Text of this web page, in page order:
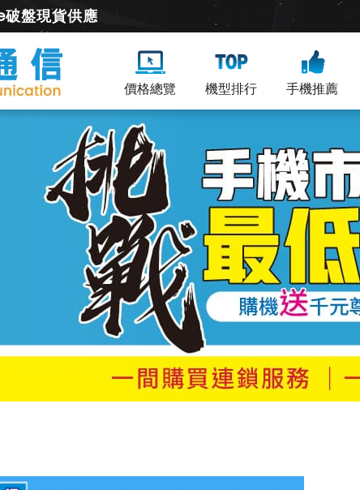
盤現貨供應
價格總覽 機型排行 手機推薦